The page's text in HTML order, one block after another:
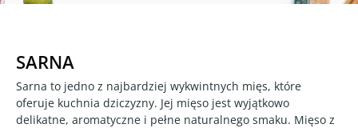
SARNA
Sarna to jedno z najbardziej wykwintnych mięs, które
oferuje kuchnia dziczyzny. Jej mięso jest wyjątkowo
delikatne, aromatyczne i pełne naturalnego smaku. Mięso z